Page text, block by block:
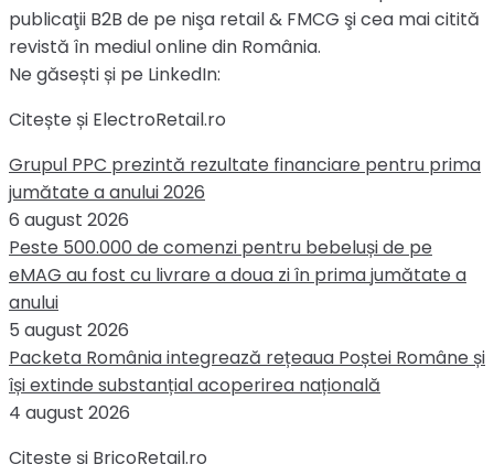
publicaţii B2B de pe nişa retail & FMCG şi cea mai citită
revistă în mediul online din România.
Ne găsești și pe LinkedIn:
Citește și ElectroRetail.ro
Grupul PPC prezintă rezultate financiare pentru prima
jumătate a anului 2026
6 august 2026
Peste 500.000 de comenzi pentru bebeluși de pe
eMAG au fost cu livrare a doua zi în prima jumătate a
anului
5 august 2026
Packeta România integrează rețeaua Poștei Române și
își extinde substanțial acoperirea națională
4 august 2026
Citește și BricoRetail.ro